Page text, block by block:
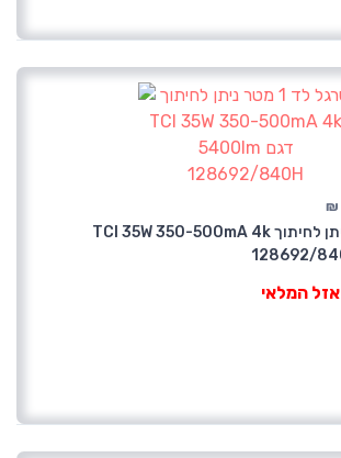
סרגל לד 1 מטר ניתן לחיתוך TCI 35W 350-500mA 4k
אזל המלאי